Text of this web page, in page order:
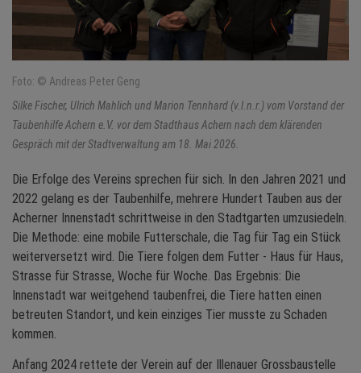
Foto: © Andreas Peter Geng
Silke Fischer, Ulrich Mahlich und Marion Tennhard (v.l.n.r.) vom Vorstand der
Taubenhilfe Achern e.V. vor dem Stadthaus Achern nach dem klärenden
Gespräch mit der Stadtverwaltung am 18. Mai 2026.
Die Erfolge des Vereins sprechen für sich. In den Jahren 2021 und
2022 gelang es der Taubenhilfe, mehrere Hundert Tauben aus der
Acherner Innenstadt schrittweise in den Stadtgarten umzusiedeln.
Die Methode: eine mobile Futterschale, die Tag für Tag ein Stück
weiterversetzt wird. Die Tiere folgen dem Futter - Haus für Haus,
Strasse für Strasse, Woche für Woche. Das Ergebnis: Die
Innenstadt war weitgehend taubenfrei, die Tiere hatten einen
betreuten Standort, und kein einziges Tier musste zu Schaden
kommen.
Anfang 2024 rettete der Verein auf der Illenauer Grossbaustelle